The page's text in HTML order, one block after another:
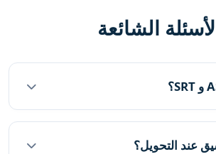
الشائعة
عند التحويل؟